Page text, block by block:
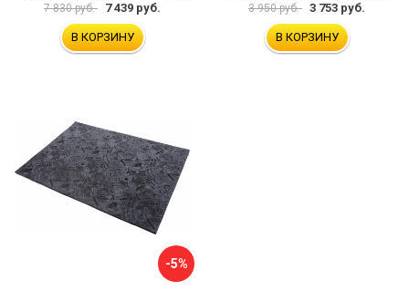
7 830 руб. 7 439 руб.
В КОРЗИНУ
3 950 руб. 3 753 руб.
В КОРЗИНУ
-5%